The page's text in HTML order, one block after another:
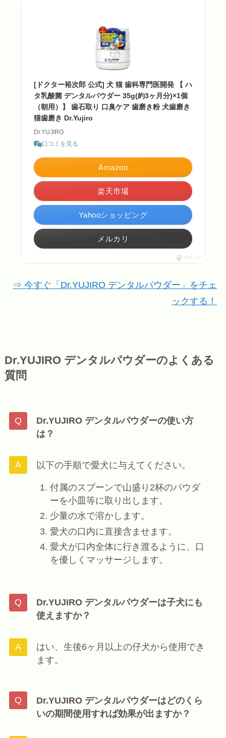
[ドクター裕次郎 公式] 犬 猫 歯科専門医開発 【 ハ
タ乳酸菌 デンタルパウダー 35g(約3ヶ月分)×1個
（朝用）】 歯石取り 口臭ケア 歯磨き粉 犬歯磨き
猫歯磨き Dr.Yujiro
Dr.YUJIRO
口コミを見る
Amazon
楽天市場
Yahooショッピング
メルカリ
ポチップ
⇒ 今すぐ「Dr.YUJIRO デンタルパウダー」をチェ
ックする！
Dr.YUJIRO デンタルパウダーのよくある
質問
Dr.YUJIRO デンタルパウダーの使い方
は？
以下の手順で愛犬に与えてください。
付属のスプーンで山盛り2杯のパウダ
ーを小皿等に取り出します。
少量の水で溶かします。
愛犬の口内に直接含ませます。
愛犬が口内全体に行き渡るように、口
を優しくマッサージします。
Dr.YUJIRO デンタルパウダーは子犬にも
使えますか？
はい、生後6ヶ月以上の仔犬から使用でき
ます。
Dr.YUJIRO デンタルパウダーはどのくら
いの期間使用すれば効果が出ますか？